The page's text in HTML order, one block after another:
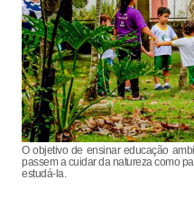
O objetivo de ensinar educação
passem a cuidar da natureza como
estudá-la.